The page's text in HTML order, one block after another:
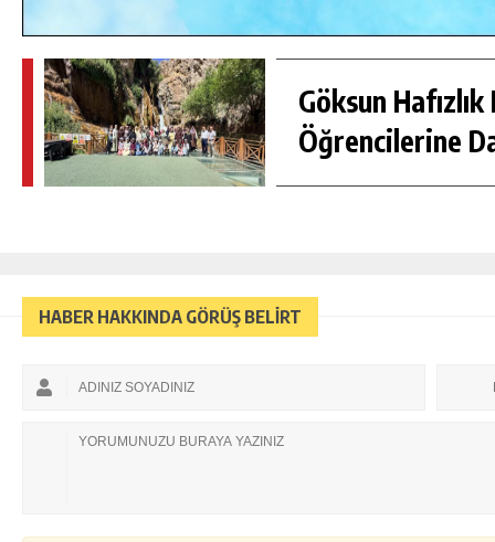
Göksun Hafızlık
Öğrencilerine
HABER HAKKINDA GÖRÜŞ BELİRT
GÜNLÜK HABER AKIŞI
ÖĞRENCILERINE DARENDE GEZISI.